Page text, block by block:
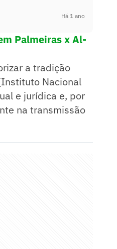
Há 1 ano
Palmeiras x Al-
a tradição
Nacional
e jurídica e, por
na transmissão